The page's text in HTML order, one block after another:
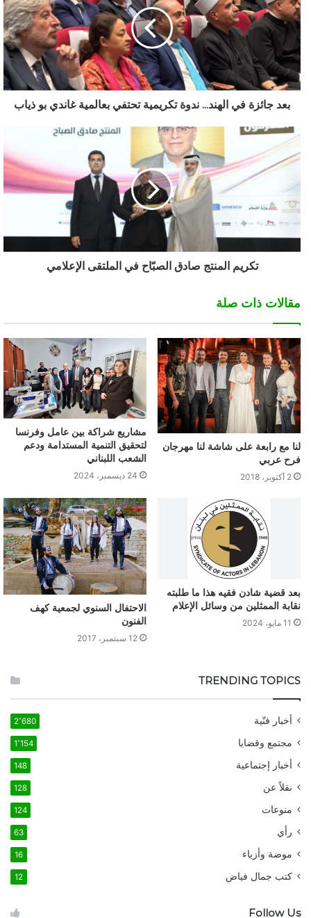
بعد جائزة في الهند... ندوة تكريمية تحتفي بعالمية غاندي بو ذياب
تكريم المنتج صادق الصبّاح في الملتقى الإعلامي
مقالات ذات صلة
لنا مع رابعة على شاشة لنا مهرجان
فرح عربي
2 أكتوبر، 2018
مشاريع شراكة بين عامل وفرنسا
لتحقيق التنمية المستدامة ودعم
الشعب اللبناني
24 ديسمبر، 2024
بعد قضية شادن فقيه هذا ما طلبته
نقابة الممثلين من وسائل الإعلام
11 مايو، 2024
الاحتفال السنوي لجمعية كهف
الفنون
12 سبتمبر، 2017
TRENDING TOPICS
أخبار فنّية 2٬680
مجتمع وقضايا 1٬154
أخبار إجتماعية 148
نقلاً عن 128
منوعات 124
رأي 63
موضة وأزياء 16
كتب جمال فياض 12
Follow Us